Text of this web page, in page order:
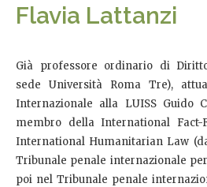
Flavia Lattanzi
Già professore ordinario di
sede Università Roma Tre),
Internazionale alla LUISS Guido
membro della International
International Humanitarian Law
Tribunale penale internazionale
poi nel Tribunale penale